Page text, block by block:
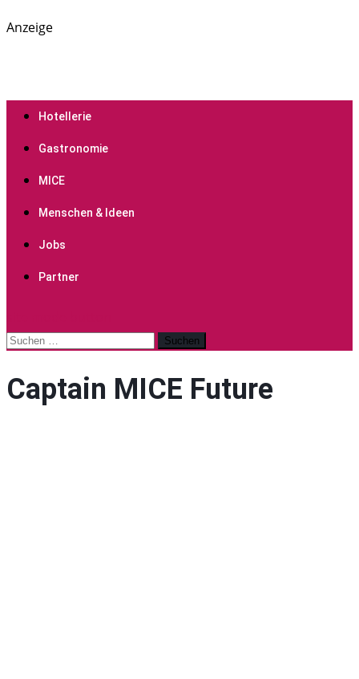
PREGAS: News- und Presseportal für die Hotellerie,
Anzeige
Hotellerie
Gastronomie
MICE
Menschen & Ideen
Jobs
Partner
Suchen
Captain MICE Future